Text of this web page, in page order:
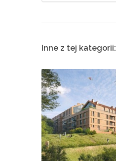
Inne z tej kategorii: